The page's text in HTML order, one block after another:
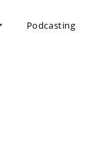
Podcasting